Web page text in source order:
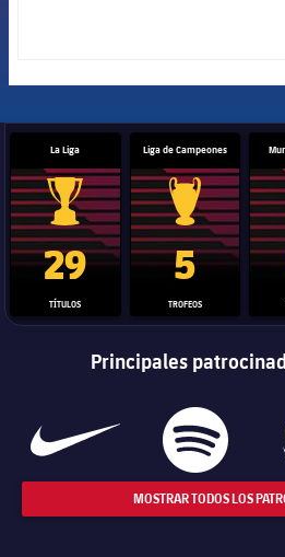
La Liga
Trofeo de La Liga
29
TÍTULOS
Liga de Campeones
Trofeo de la
5
TROFEOS
Principales
MOSTRAR TODOS LOS